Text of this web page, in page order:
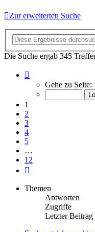
Zur erweiterten Suche
Die Suche ergab 345
von
Gehe zu Seite:
1
2
3
4
5
…
12
Themen
Antworten
Zugriffe
Letzter Beitrag